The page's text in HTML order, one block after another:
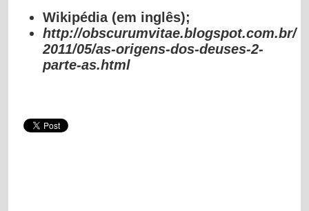
Wikipédia (em inglês);
http://obscurumvitae.blogspot.com.br/
2011/05/as-origens-dos-deuses-2-
parte-as.html